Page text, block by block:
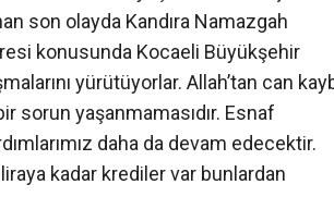
sorun yaşanmamasıdır. Esnaf
daha da devam edecektir.
kadar krediler var bunlardan
“Sel felaketinin yaşandığı gecenin